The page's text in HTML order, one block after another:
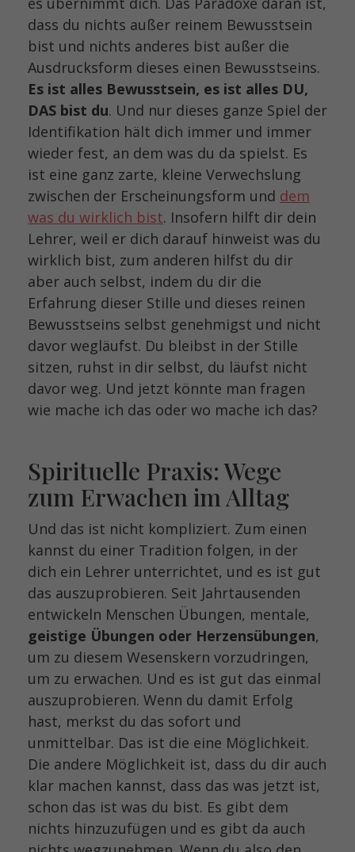
dass du nichts außer reinem Bewusstsein
bist und nichts anderes bist außer die
Ausdrucksform dieses einen Bewusstseins.
Es ist alles Bewusstsein, es ist alles DU,
DAS bist du. Und nur dieses ganze Spiel der
Identifikation hält dich immer und immer
wieder fest, an dem was du da spielst. Es
ist eine ganz zarte, kleine Verwechslung
zwischen der Erscheinungsform und dem
was du wirklich bist. Insofern hilft dir dein
Lehrer, weil er dich darauf hinweist was du
wirklich bist, zum anderen hilfst du dir
aber auch selbst, indem du dir die
Erfahrung dieser Stille und dieses reinen
Bewusstseins selbst genehmigst und nicht
davor wegläufst. Du bleibst in der Stille
sitzen, ruhst in dir selbst, du läufst nicht
davor weg. Und jetzt könnte man fragen
wie mache ich das oder wo mache ich das?
Spirituelle Praxis: Wege
zum Erwachen im Alltag
Und das ist nicht kompliziert. Zum einen
kannst du einer Tradition folgen, in der
dich ein Lehrer unterrichtet, und es ist gut
das auszuprobieren. Seit Jahrtausenden
entwickeln Menschen Übungen, mentale,
geistige Übungen oder Herzensübungen,
um zu diesem Wesenskern vorzudringen,
um zu erwachen. Und es ist gut das einmal
auszuprobieren. Wenn du damit Erfolg
hast, merkst du das sofort und
unmittelbar. Das ist die eine Möglichkeit.
Die andere Möglichkeit ist, dass du dir auch
klar machen kannst, dass das was jetzt ist,
schon das ist was du bist. Es gibt dem
nichts hinzuzufügen und es gibt da auch